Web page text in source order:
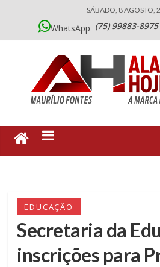
SÁBADO, 8 AGOSTO,
WhatsApp (75) 99883-8975
EDUCAÇÃO
Secretaria da
inscrições para